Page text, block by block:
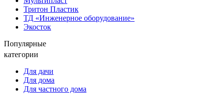
Тритон Пластик
ТД «Инженерное оборудование»
Экосток
Популярные
категории
Для дачи
Для дома
Для частного дома